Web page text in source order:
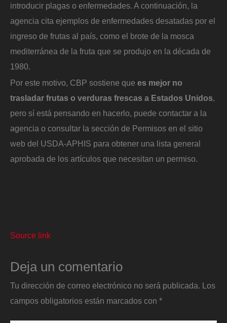
introducir plagas o enfermedades. A continuación, la
agencia cita ejemplos de enfermedades desatadas por el
ingreso de frutas al país, como el brote de la mosca
mediterránea de la fruta que se produjo en la década de
1980.
Por este motivo, CBP sostiene que es mejor no
trasladar frutas o verduras frescas a Estados Unidos
pero sí está pensando en hacerlo, puede contactar a la
agencia o consultar la sección de Permisos en el sitio
web del USDA-APHIS para obtener una lista general
aprobada de los artículos que necesitan un permiso.
Source link
Deja un comentario
Tu dirección de correo electrónico no será publicada. Los
campos obligatorios están marcados con *